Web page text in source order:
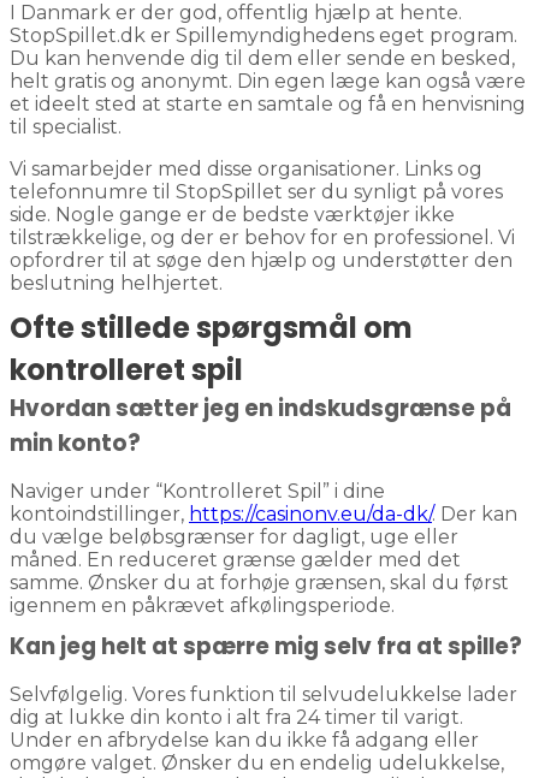
I Danmark er der god, offentlig hjælp at hente.
StopSpillet.dk er Spillemyndighedens eget program.
Du kan henvende dig til dem eller sende en besked,
helt gratis og anonymt. Din egen læge kan også være
et ideelt sted at starte en samtale og få en henvisning
til specialist.
Vi samarbejder med disse organisationer. Links og
telefonnumre til StopSpillet ser du synligt på vores
side. Nogle gange er de bedste værktøjer ikke
tilstrækkelige, og der er behov for en professionel. Vi
opfordrer til at søge den hjælp og understøtter den
beslutning helhjertet.
Ofte stillede spørgsmål om
kontrolleret spil
Hvordan sætter jeg en indskudsgrænse på
min konto?
Naviger under “Kontrolleret Spil” i dine
kontoindstillinger, https://casinonv.eu/da-dk/. Der kan
du vælge beløbsgrænser for dagligt, uge eller
måned. En reduceret grænse gælder med det
samme. Ønsker du at forhøje grænsen, skal du først
igennem en påkrævet afkølingsperiode.
Kan jeg helt at spærre mig selv fra at spille?
Selvfølgelig. Vores funktion til selvudelukkelse lader
dig at lukke din konto i alt fra 24 timer til varigt.
Under en afbrydelse kan du ikke få adgang eller
omgøre valget. Ønsker du en endelig udelukkelse,